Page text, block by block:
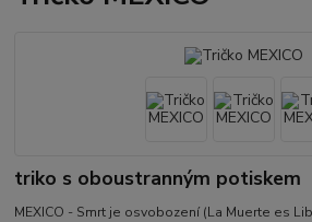
triko s oboustranným potiskem
MEXICO - Smrt je osvobození (La Muerte es